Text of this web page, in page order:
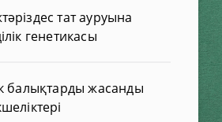
тат ауруына
генетикасы
балықтарды жасанды